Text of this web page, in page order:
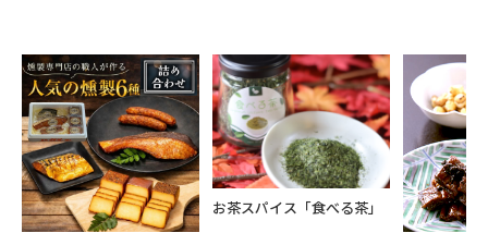
お茶スパイス「食べる茶」